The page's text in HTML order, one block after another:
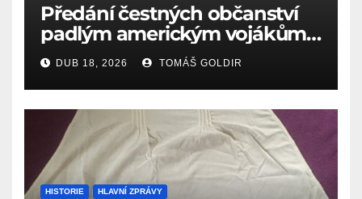
Předání čestných občanství
padlým americkým vojákům
k 81. výročí osvobození Aše
(18.4.1945)
DUB 18, 2026 TOMÁŠ GOLDIR
HISTORIE HLAVNÍ ZPRÁVY